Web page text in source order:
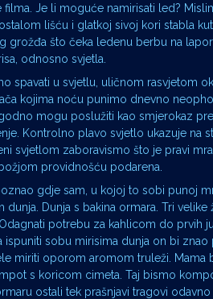
filma. Je li moguće namirisati led?
lišću i glatkoj sivoj kori stabla
što čeka ledenu berbu na
odnosno svjetla.
spavati u svjetlu, uličnom rasvjetom
kojima noću punimo dnevno
mogu poslužiti kao smjerokaz
Kontrolno plavo svjetlo ukazuje na
svjetlom zaboravismo što je pravi
providnošću podarena.
gdje sam, u kojoj to sobi punoj
Dunja s bakina ormara. Tri
potrebu za kahlicom do prvih
sobu mirisima dunja on bi
miriti oporom aromom truleži. Mama
s koricom cimeta. Taj bismo
ostali tek prašnjavi tragovi odavno